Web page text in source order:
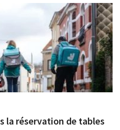
la réservation de tables